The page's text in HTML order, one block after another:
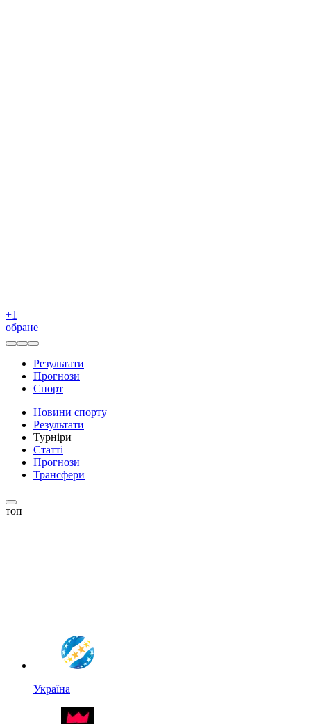
+1
обране
Результати
Прогнози
Спорт
Новини спорту
Результати
Турніри
Статті
Прогнози
Трансфери
топ
Україна